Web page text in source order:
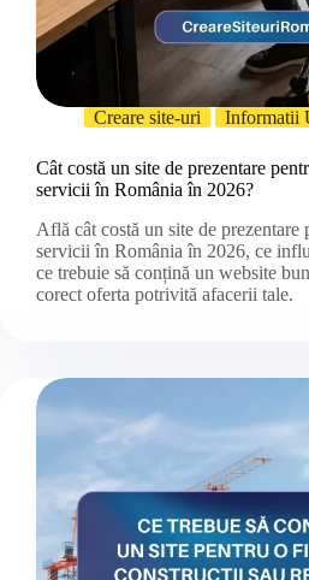
Creare site-uri Informatii
Cât costă un site de prezentare
servicii în România în 2026?
Află cât costă un site de prezentare
servicii în România în 2026, ce
ce trebuie să conțină un website
corect oferta potrivită afacerii tale.